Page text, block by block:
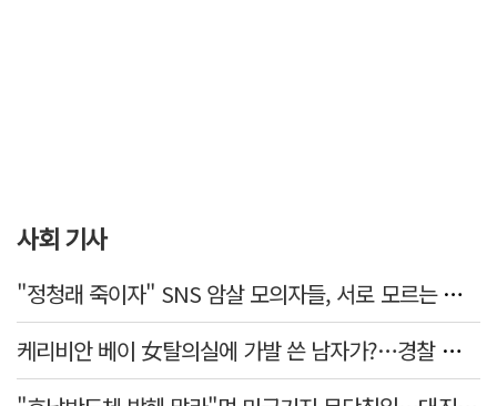
사회 기사
"정청래 죽이자" SNS 암살 모의자들, 서로 모르는 사이였다…檢송치
케리비안 베이 女탈의실에 가발 쓴 남자가?…경찰 추적 중